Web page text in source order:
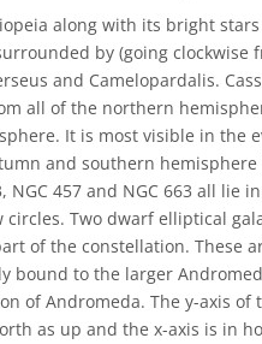
along with its bright
by (going clockwise
and Camelopardalis.
all of the northern
It is most visible in the
and southern hemisphere
NGC 457 and NGC 663 all lie
Two dwarf elliptical
of the constellation. These
bound to the larger
of Andromeda. The y-axis of
as up and the x-axis is in